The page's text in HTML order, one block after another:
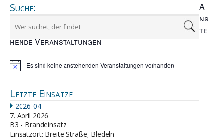
Suche:
A
ns
te
hende Veranstaltungen
HinweisEs sind keine anstehenden Veranstaltungen vorhanden.
Letzte Einsätze
2026-04
7. April 2026
B3 - Brandeinsatz
Einsatzort: Breite Straße, Bledeln